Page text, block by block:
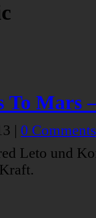
To Mars
| 0 Comments
Leto und